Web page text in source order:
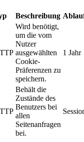
Beschreibung
Wird benötigt,
um die vom
Nutzer
ausgewählten
Cookie-
Präferenzen zu
speichern.
1 Jahr
Behält die
Zustände des
Benutzers bei
allen
Seitenanfragen
bei.